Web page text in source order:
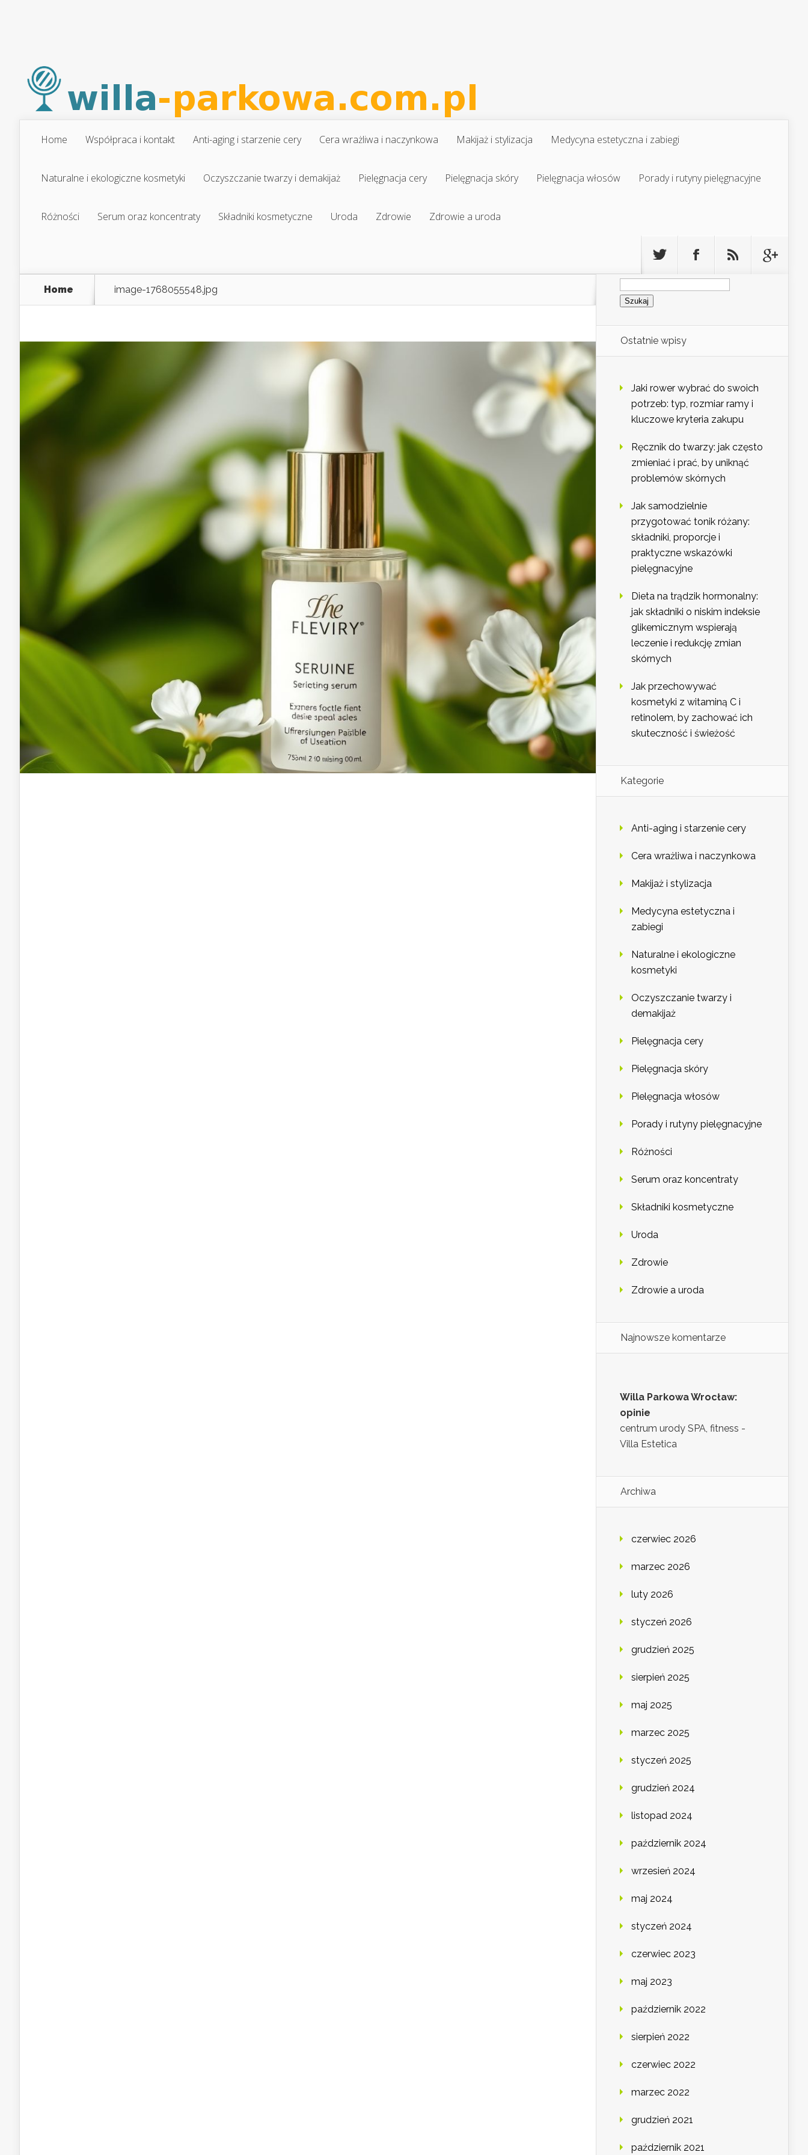
Home Współpraca i kontakt Anti-aging i starzenie cery Cera wrażliwa i naczynkowa Makijaż i stylizacja Medycyna estetyczna i zabiegi
Naturalne i ekologiczne kosmetyki Oczyszczanie twarzy i demakijaż Pielęgnacja cery Pielęgnacja skóry Pielęgnacja włosów Porady i rutyny pielęgnacyjne
Różności Serum oraz koncentraty Składniki kosmetyczne Uroda Zdrowie Zdrowie a uroda
Home image-1768055548.jpg
Szukaj:
Ostatnie wpisy
Jaki rower wybrać do swoich
potrzeb: typ, rozmiar ramy i
kluczowe kryteria zakupu
Ręcznik do twarzy: jak często
zmieniać i prać, by uniknąć
problemów skórnych
Jak samodzielnie
przygotować tonik różany:
składniki, proporcje i
praktyczne wskazówki
pielęgnacyjne
Dieta na trądzik hormonalny:
jak składniki o niskim indeksie
glikemicznym wspierają
leczenie i redukcję zmian
skórnych
Jak przechowywać
kosmetyki z witaminą C i
retinolem, by zachować ich
skuteczność i świeżość
Kategorie
Anti-aging i starzenie cery
Cera wrażliwa i naczynkowa
Makijaż i stylizacja
Medycyna estetyczna i
zabiegi
Naturalne i ekologiczne
kosmetyki
Oczyszczanie twarzy i
demakijaż
Pielęgnacja cery
Pielęgnacja skóry
Pielęgnacja włosów
Porady i rutyny pielęgnacyjne
Różności
Serum oraz koncentraty
Składniki kosmetyczne
Uroda
Zdrowie
Zdrowie a uroda
Najnowsze komentarze
Willa Parkowa Wrocław:
opinie
centrum urody SPA, fitness -
Villa Estetica
Archiwa
czerwiec 2026
marzec 2026
luty 2026
styczeń 2026
grudzień 2025
sierpień 2025
maj 2025
marzec 2025
styczeń 2025
grudzień 2024
listopad 2024
październik 2024
wrzesień 2024
maj 2024
styczeń 2024
czerwiec 2023
maj 2023
październik 2022
sierpień 2022
czerwiec 2022
marzec 2022
grudzień 2021
październik 2021